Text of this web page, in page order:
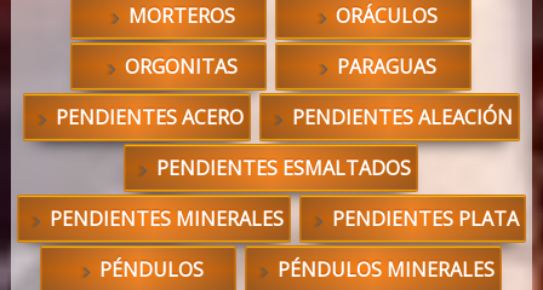
MORTEROS
ORÁCULOS
ORGONITAS
PARAGUAS
PENDIENTES ACERO
PENDIENTES ALEACIÓN
PENDIENTES ESMALTADOS
PENDIENTES MINERALES
PENDIENTES PLATA
PÉNDULOS
PÉNDULOS MINERALES